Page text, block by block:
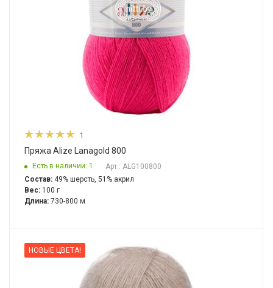
1
Пряжа Alize Lanagold 800
Есть в наличии: 1
Арт.: ALG100800
Состав: 49% шерсть, 51% акрил
Вес: 100 г
Длина: 730-800 м
НОВЫЕ ЦВЕТА!